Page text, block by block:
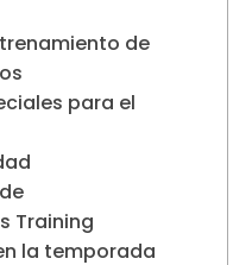
de
para el
Training
la temporada